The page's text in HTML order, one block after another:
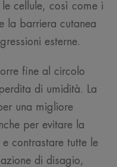
cellule, così come i
la barriera cutanea
esterne.
fine al circolo
di umidità. La
una migliore
per evitare la
contrastare tutte le
di disagio,